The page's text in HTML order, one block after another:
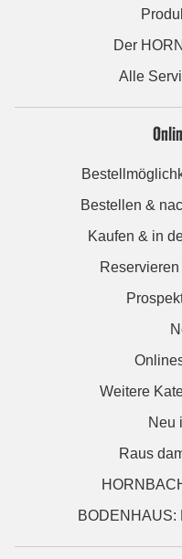
Der
Alle
Bestellen &
Kaufen & in
Weitere
Neu
Raus
BODENHAUS: